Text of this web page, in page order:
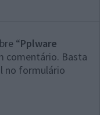
“Pplware
comentário. Basta
no formulário